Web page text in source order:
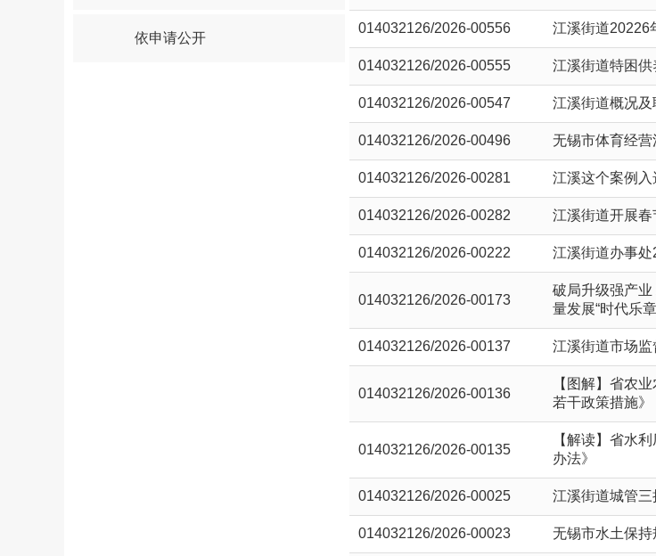
依申请公开
014032126/2026-00556 江溪街道20226
014032126/2026-00555 江溪街道特困供
014032126/2026-00547 江溪街道概况及
014032126/2026-00496 无锡市体育经营
014032126/2026-00281 江溪这个案例入
014032126/2026-00282 江溪街道开展
014032126/2026-00222 江溪街道办事
014032126/2026-00173
破局升级强产
量发展“时代乐
014032126/2026-00137 江溪街道市场
014032126/2026-00136
【图解】省农
若干政策措施》
014032126/2026-00135
【解读】省水
办法》
014032126/2026-00025 江溪街道城管
014032126/2026-00023 无锡市水土保持